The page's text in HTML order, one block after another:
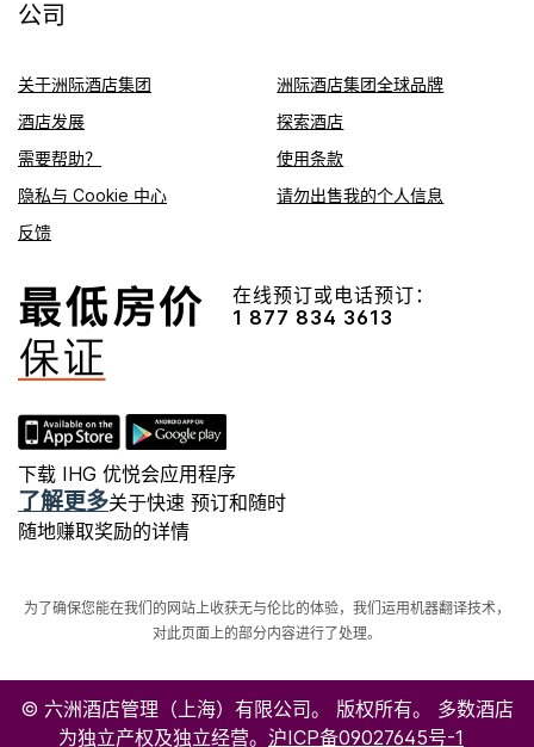
公司
关于洲际酒店集团
洲际酒店集团全球品牌
酒店发展
探索酒店
需要帮助？
使用条款
隐私与 Cookie 中心
请勿出售我的个人信息
反馈
在线预订或电话预订：
1 877 834 3613
下载 IHG 优悦会应用程序
了解更多关于快速 预订和随时
随地赚取奖励的详情
为了确保您能在我们的网站上收获无与伦比的体验，我们运用机器翻译技术，
对此页面上的部分内容进行了处理。
© 六洲酒店管理（上海）有限公司。 版权所有。 多数酒店
为独立产权及独立经营。 沪ICP备09027645号-1